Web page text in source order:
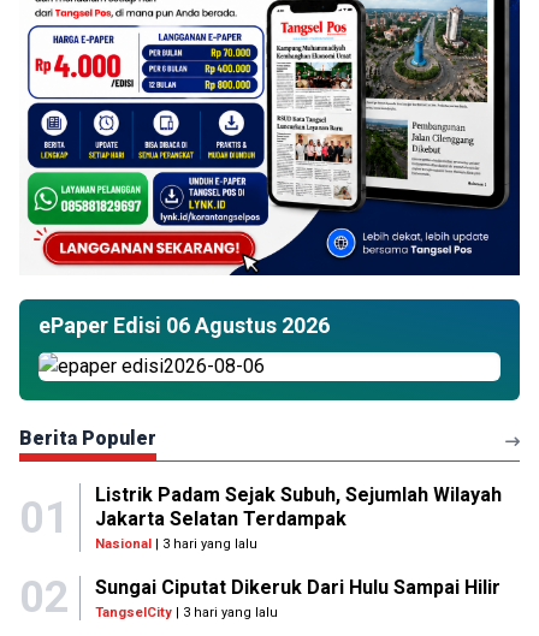
ePaper Edisi 06 Agustus 2026
Berita Populer
01
Listrik Padam Sejak Subuh, Sejumlah Wilayah
Jakarta Selatan Terdampak
Nasional| 3 hari yang lalu
02 Sungai Ciputat Dikeruk Dari Hulu Sampai Hilir
TangselCity | 3 hari yang lalu